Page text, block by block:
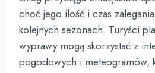
choć jego ilość i czas
kolejnych sezonach. Turyści
wyprawy mogą skorzystać z
pogodowych i meteogramów,